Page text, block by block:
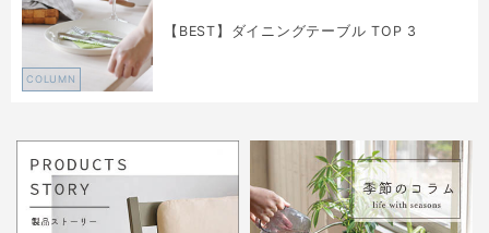
COLUMN
【BEST】ダイニングテーブル TOP 3